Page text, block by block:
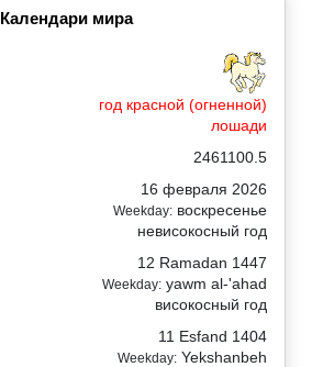
Календари мира
год красной (огненной)
лошади
2461100.5
16 февраля 2026
Weekday: воскресенье
невисокосный год
12 Ramadan 1447
Weekday: yawm al-'ahad
високосный год
11 Esfand 1404
Weekday: Yekshanbeh